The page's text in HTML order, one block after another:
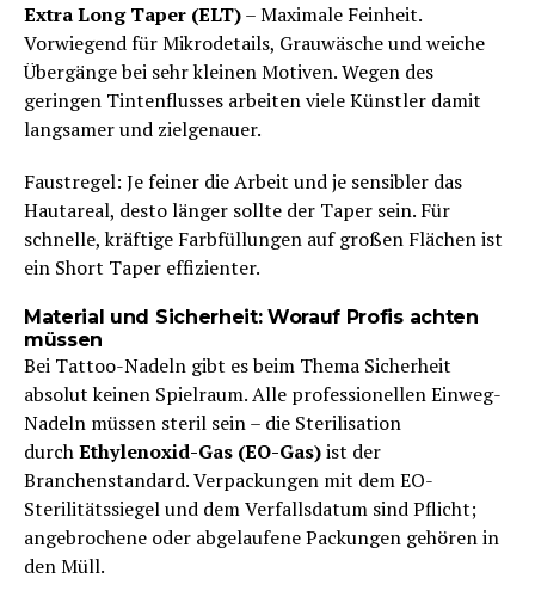
Extra Long Taper (ELT)– Maximale Feinheit.
Vorwiegend für Mikrodetails, Grauwäsche und weiche
Übergänge bei sehr kleinen Motiven. Wegen des
geringen Tintenflusses arbeiten viele Künstler damit
langsamer und zielgenauer.
Faustregel: Je feiner die Arbeit und je sensibler das
Hautareal, desto länger sollte der Taper sein. Für
schnelle, kräftige Farbfüllungen auf großen Flächen ist
ein Short Taper effizienter.
Material und Sicherheit: Worauf Profis achten
müssen
Bei Tattoo-Nadeln gibt es beim Thema Sicherheit
absolut keinen Spielraum. Alle professionellen Einweg-
Nadeln müssen steril sein – die Sterilisation
durchEthylenoxid-Gas (EO-Gas)ist der
Branchenstandard. Verpackungen mit dem EO-
Sterilitätssiegel und dem Verfallsdatum sind Pflicht;
angebrochene oder abgelaufene Packungen gehören in
den Müll.